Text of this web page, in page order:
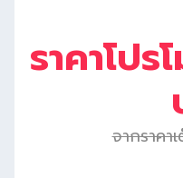
ราคาโป
จากราคา